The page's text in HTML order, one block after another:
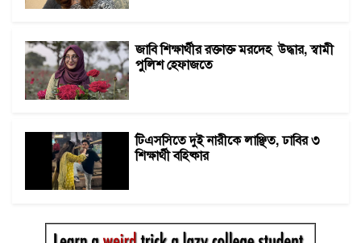
জাবি শিক্ষার্থীর রক্তাক্ত মরদেহ উদ্ধার, স্বামী
পুলিশ হেফাজতে
টিএসসিতে দুই নারীকে লাঞ্ছিত, ঢাবির ৩
শিক্ষার্থী বহিষ্কার